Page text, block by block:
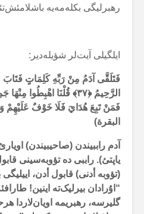
رهبرلیگی بکلەمەیە
ایلگیلی آیت‌لر شؤیلەدیر:
فَتَلَقَّى آدَمُ مِنْ رَبِّهِ كَلِمَاتٍ فَتَابَ
الرَّحِيمُ ﴿۳۷﴾ قُلْنَا
البقرة)
آدم راببیندن (صاحیبیندن)
یاپتئ). راببی دە تؤوبەسینی
(تؤوبە أدنی) قابول أدن، اییلیگی
“اۇرادان بیرلیک‌تە اینین!
گلیرسە، رهبریمە اویان‌لاردا